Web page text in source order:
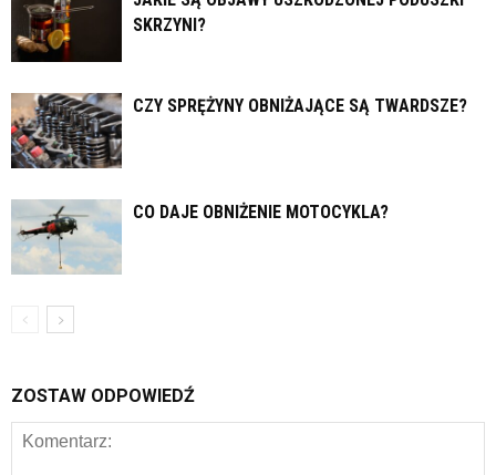
SKRZYNI?
CZY SPRĘŻYNY OBNIŻAJĄCE SĄ TWARDSZE?
CO DAJE OBNIŻENIE MOTOCYKLA?
ZOSTAW ODPOWIEDŹ